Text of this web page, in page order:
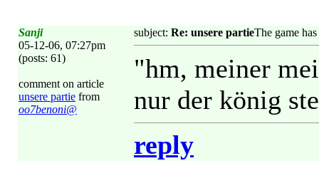
Sanji
05-12-06, 07:27pm
(posts: 61)
comment on article
unsere partie from
oo7benoni@
subject: Re: unsere partieThe game
"hm, meiner
nur der könig
reply